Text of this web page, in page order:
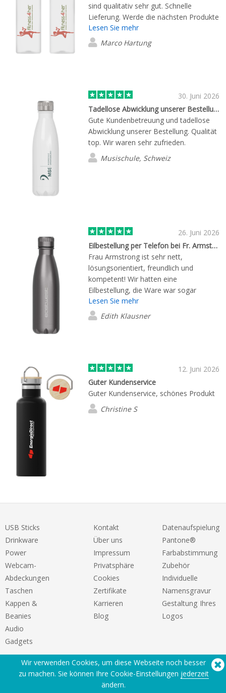
sind qualitativ sehr gut. Schnelle
Lieferung. Werde die nächsten Produkte
dort wieder kaufen.
Lesen Sie mehr
Marco Hartung
30. Juni 2026
Tadellose Abwicklung unserer Bestellung
Gute Kundenbetreuung und tadellose
Abwicklung unserer Bestellung. Qualität
top. Wir waren sehr zufrieden.
Musischule, Schweiz
26. Juni 2026
Eilbestellung per Telefon bei Fr. Armstrong
Frau Armstrong ist sehr nett,
lösungsorientiert, freundlich und
kompetent! Wir hatten eine
Eilbestellung, die Ware war sogar
überpünktlich für unser
Firmensommerfest im Haus! Danke
nochmals!
Lesen Sie mehr
Edith Klausner
12. Juni 2026
Guter Kundenservice
Guter Kundenservice, schönes Produkt
Christine S
USB Sticks
Drinkware
Power
Webcam-
Abdeckungen
Taschen
Kappen &
Beanies
Audio
Gadgets
Kontakt
Über uns
Impressum
Privatsphäre
Cookies
Zertifikate
Karrieren
Blog
Datenaufspielung
Pantone®
Farbabstimmung
Zubehör
Individuelle
Namensgravur
Gestaltung Ihres
Logos
Wir verwenden Cookies, um diese Webseite noch besser
zu machen. Sie können Ihre Cookie-Einstellungen jederzeit
ändern.